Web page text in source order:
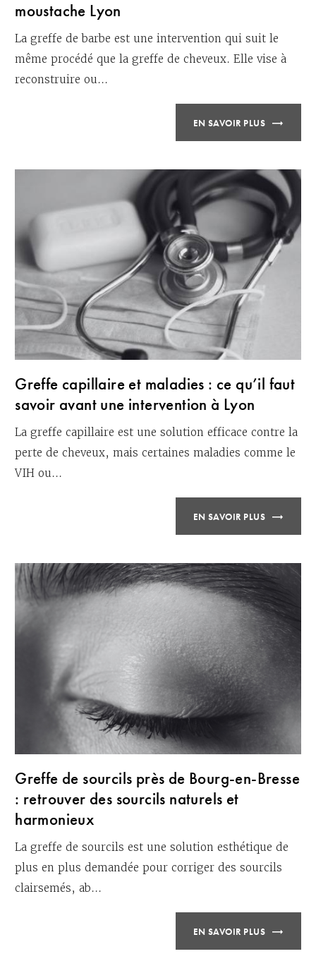
moustache Lyon
La greffe de barbe est une intervention qui suit le
même procédé que la greffe de cheveux. Elle vise à
reconstruire ou...
EN SAVOIR PLUS
Greffe capillaire et maladies : ce qu’il faut
savoir avant une intervention à Lyon
La greffe capillaire est une solution efficace contre la
perte de cheveux, mais certaines maladies comme le
VIH ou...
EN SAVOIR PLUS
Greffe de sourcils près de Bourg-en-Bresse
: retrouver des sourcils naturels et
harmonieux
La greffe de sourcils est une solution esthétique de
plus en plus demandée pour corriger des sourcils
clairsemés, ab...
EN SAVOIR PLUS